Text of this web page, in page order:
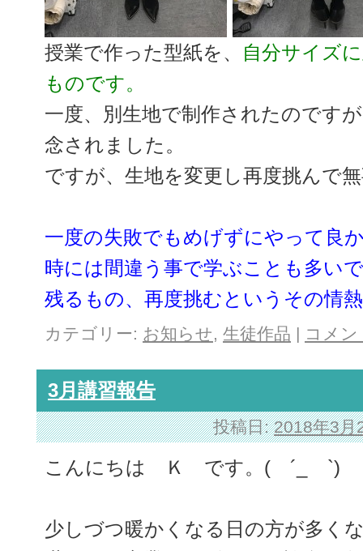
授業で作った型紙を、
自分サイズ
ものです。
一度、別生地で制作されたのです
念されました。
ですが、生地を変更し再度挑んで
一度の失敗でもめげずにやって良
時には間違う事で学ぶことも多い
残るもの、再度挑むというその情
カテゴリー: お知らせ, 生徒作品 | コメ
3月講習報告
投稿日: 2018年3月
こんにちは Ｋ です。( ´_ゝ`)
少しづつ暖かくなる日の方が多く